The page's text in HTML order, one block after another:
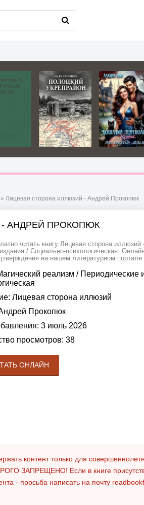
» Лицевая сторона иллюзий - Андрей Прокопюк
АНДРЕЙ ПРОКОПЮК
читать книгу Лицевая сторона
/ Социально-психологическая.
на нашем литературном портале
реализм / Периодические
Лицевая сторона иллюзий
Прокопюк
3 июль 2026
просмотров: 38
ОНЛАЙН
контент только для
ЗАПРЕЩЕНО! Если в книге
- просьба написать на почту